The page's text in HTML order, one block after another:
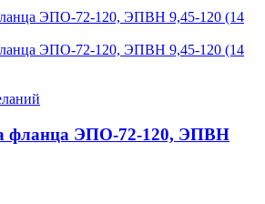
фланца ЭПО-72-120, ЭПВН